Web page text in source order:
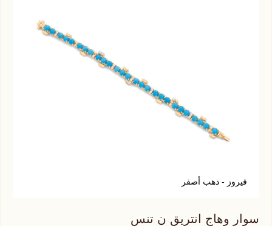
فيروز - ذهب أصفر
سوار وِهاج انتريق ن تنس